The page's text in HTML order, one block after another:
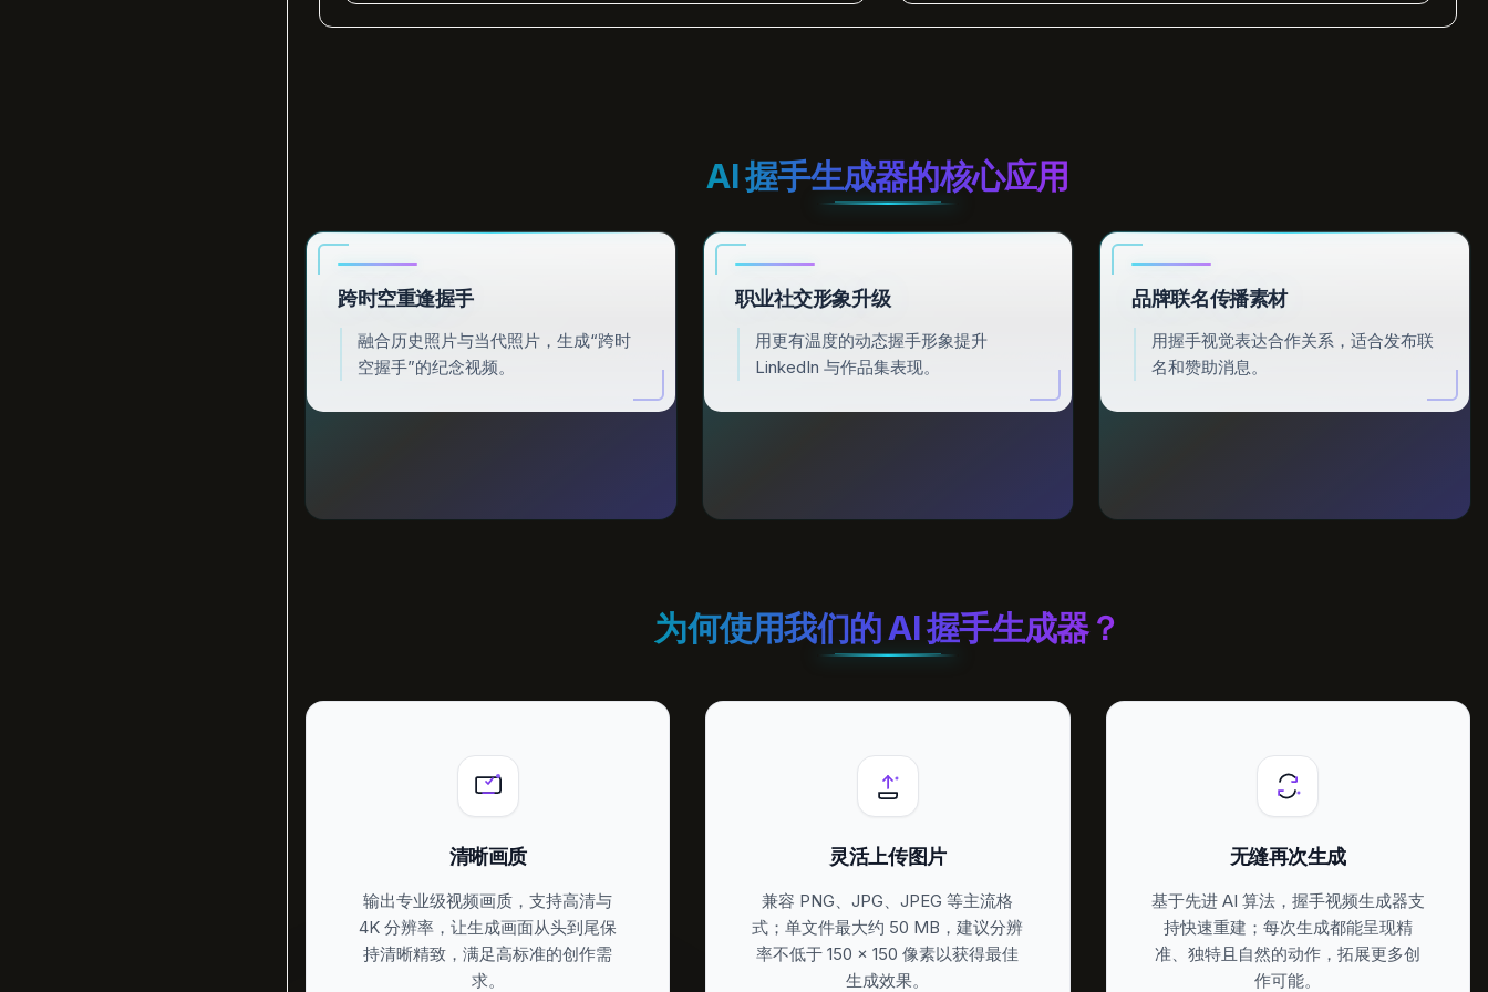
AI 握手生成器的核心应用
跨时空重逢握手
融合历史照片与当代照片，生成“跨时
空握手”的纪念视频。
职业社交形象升级
用更有温度的动态握手形象提升
LinkedIn 与作品集表现。
品牌联名传播素材
用握手视觉表达合作关系，适合发布联
名和赞助消息。
为何使用我们的 AI 握手生成器？
清晰画质
输出专业级视频画质，支持高清与
4K 分辨率，让生成画面从头到尾保
持清晰精致，满足高标准的创作需
求。
灵活上传图片
兼容 PNG、JPG、JPEG 等主流格
式；单文件最大约 50 MB，建议分辨
率不低于 150 × 150 像素以获得最佳
生成效果。
无缝再次生成
基于先进 AI 算法，握手视频生成器支
持快速重建；每次生成都能呈现精
准、独特且自然的动作，拓展更多创
作可能。